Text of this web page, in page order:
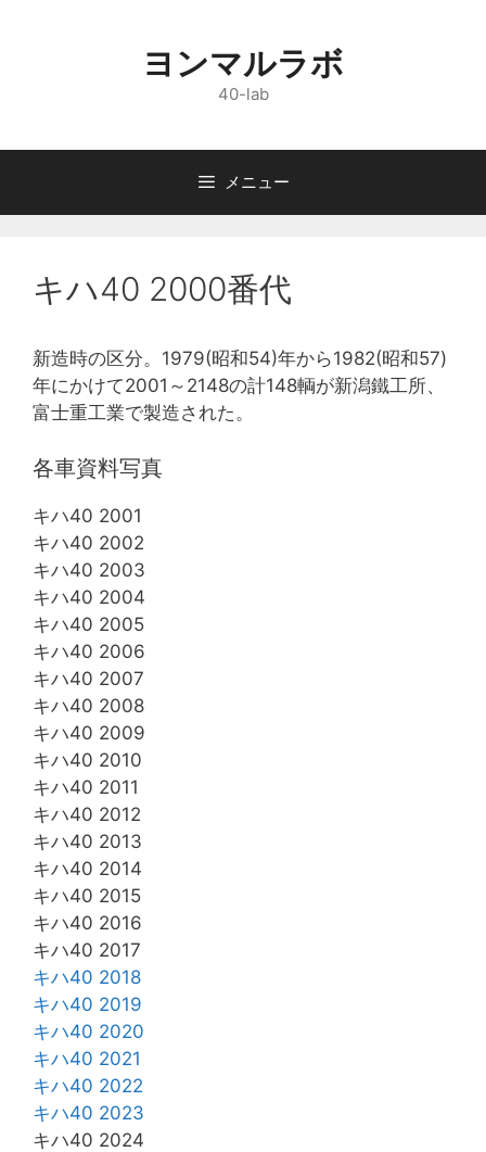
へ
ヨンマルラボ
40-lab
メニュー
キハ40 2000番代
新造時の区分。1979(昭和54)年から1982(昭和57)
年にかけて2001～2148の計148輌が新潟鐵工所、
富士重工業で製造された。
各車資料写真
キハ40 2001
キハ40 2002
キハ40 2003
キハ40 2004
キハ40 2005
キハ40 2006
キハ40 2007
キハ40 2008
キハ40 2009
キハ40 2010
キハ40 2011
キハ40 2012
キハ40 2013
キハ40 2014
キハ40 2015
キハ40 2016
キハ40 2017
キハ40 2018
キハ40 2019
キハ40 2020
キハ40 2021
キハ40 2022
キハ40 2023
キハ40 2024